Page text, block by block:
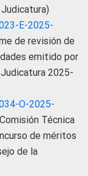
E-2025-
de revisión de
emitido por
2025-
O-2025-
Técnica
de méritos
de la